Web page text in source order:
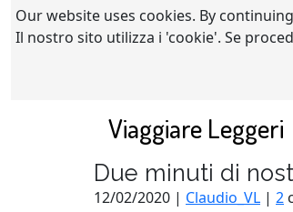
Our website uses cookies. By
Il nostro sito utilizza i 'cookie'. Se
Viaggiare Leggeri
Due minuti di
12/02/2020 | Claudio_VL | 2